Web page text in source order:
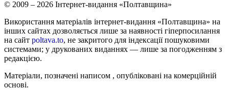
© 2009 – 2026 Інтернет-видання «Полтавщина»
Використання матеріалів інтернет-видання «Полтавщина» на
інших сайтах дозволяється лише за наявності гіперпосилання
на сайт poltava.to, не закритого для індексації пошуковими
системами; у друкованих виданнях — лише за погодженням з
редакцією.
Матеріали, позначені написом , опубліковані на комерційній
основі.